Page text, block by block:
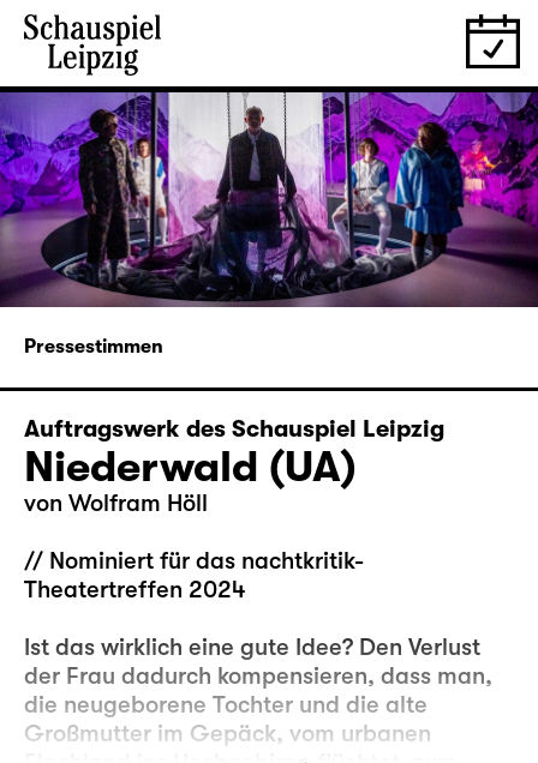
Pressestimmen
Auftragswerk des Schauspiel Leipzig
Niederwald (UA)
von Wolfram Höll
// Nominiert für das nachtkritik-
Theatertreffen 2024
Ist das wirklich eine gute Idee? Den Verlust
der Frau dadurch kompensieren, dass man,
die neugeborene Tochter und die alte
Großmutter im Gepäck, vom urbanen